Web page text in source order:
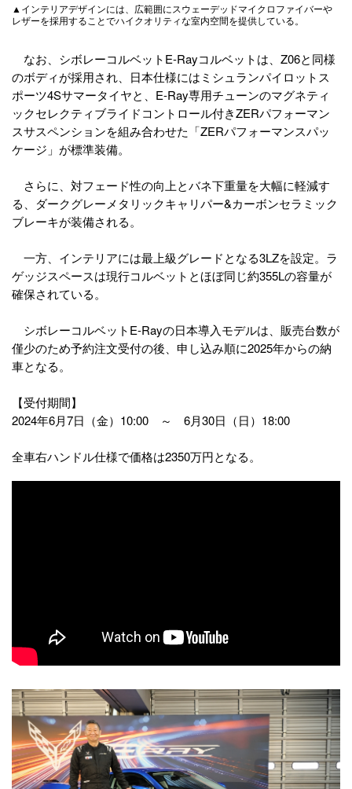
▲インテリアデザインには、広範囲にスウェーデッドマイクロファイバーや
レザーを採用することでハイクオリティな室内空間を提供している。
なお、シボレーコルベットE-Rayコルベットは、Z06と同様
のボディが採用され、日本仕様にはミシュランパイロットス
ポーツ4Sサマータイヤと、E-Ray専用チューンのマグネティ
ックセレクティブライドコントロール付きZERパフォーマン
スサスペンションを組み合わせた「ZERパフォーマンスパッ
ケージ」が標準装備。
さらに、対フェード性の向上とバネ下重量を大幅に軽減す
る、ダークグレーメタリックキャリパー&カーボンセラミック
ブレーキが装備される。
一方、インテリアには最上級グレードとなる3LZを設定。ラ
ゲッジスペースは現行コルベットとほぼ同じ約355Lの容量が
確保されている。
シボレーコルベットE-Rayの日本導入モデルは、販売台数が
僅少のため予約注文受付の後、申し込み順に2025年からの納
車となる。
【受付期間】
2024年6月7日（金）10:00 ～ 6月30日（日）18:00
全車右ハンドル仕様で価格は2350万円となる。